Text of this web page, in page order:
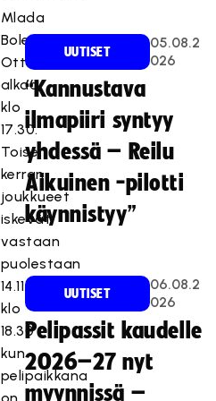
Mlada
Boleslav.
Ottelu
alkaa
klo
17.30.
Toisen
kerran
joukkueet
iskevät
vastaan
puolestaan
14.11.,
klo
18.30
kun
pelipaikkana
UUTISET
05.08.2
026
“Kannustava
ilmapiiri syntyy
yhdessä – Reilu
Aikuinen -pilotti
käynnistyy”
UUTISET
06.08.2
026
Pelipassit kaudelle
2026–27 nyt
myynnissä –